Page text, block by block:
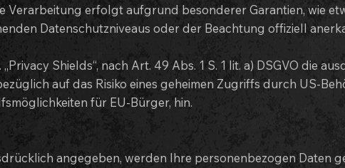
Verarbeitung erfolgt aufgrund besonderer Garantien, wie
Datenschutzniveaus oder der Beachtung offiziell
Shields“, nach Art. 49 Abs. 1 S. 1 lit. a) DSGVO die
auf das Risiko eines geheimen Zugriffs durch US-
für EU-Bürger, hin.
angegeben, werden Ihre personenbezogen Daten